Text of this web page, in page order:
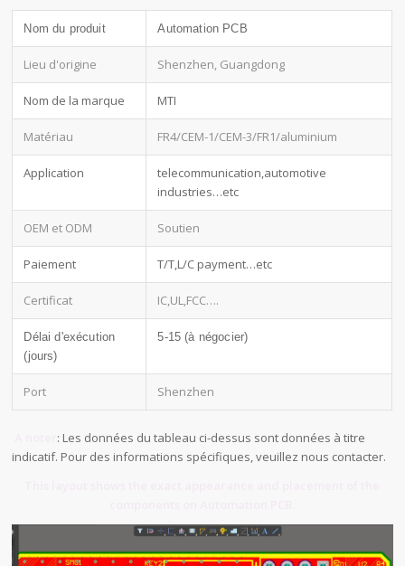
Nom du produit Automation PCB
Lieu d'origine Shenzhen, Guangdong
Nom de la marque MTI
Matériau FR4/CEM-1/CEM-3/FR1/aluminium
Application
telecommunication,automotive
industries…etc
OEM et ODM Soutien
Paiement T/T,L/C payment…etc
Certificat IC,UL,FCC….
Délai d'exécution
(jours)
5-15 (à négocier)
Port Shenzhen
: Les données du tableau ci-dessus sont données à titre
indicatif. Pour des informations spécifiques, veuillez nous contacter.